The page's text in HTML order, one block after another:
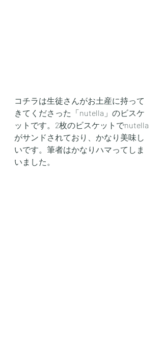
コチラは生徒さんがお土産に持って
きてくださった「nutella」のビスケ
ットです。2枚のビスケットでnutella
がサンドされており、かなり美味し
いです。筆者はかなりハマってしま
いました。